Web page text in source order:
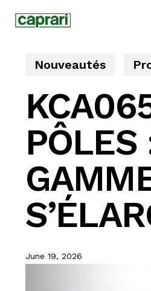
Nouveautés
PÔLES
June 19, 2026